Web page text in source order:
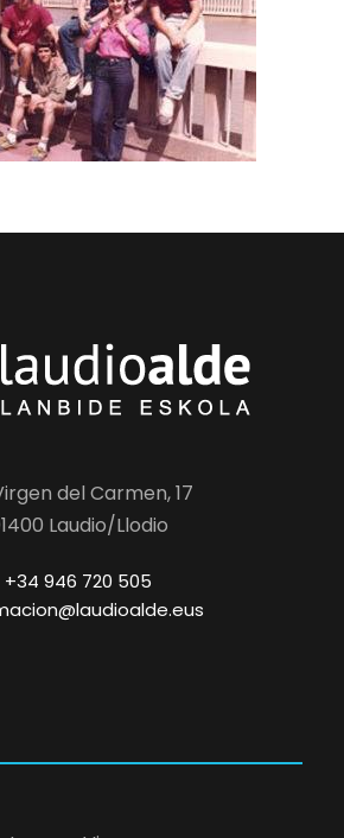
del Carmen, 17
Laudio/Llodio
+34 946 720 505